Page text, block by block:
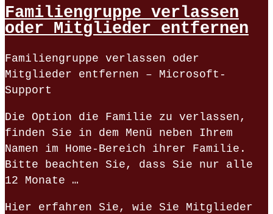
Familiengruppe verlassen
oder Mitglieder entfernen
Familiengruppe verlassen oder
Mitglieder entfernen – Microsoft-
Support
Die Option die Familie zu verlassen,
finden Sie in dem Menü neben Ihrem
Namen im Home-Bereich ihrer Familie.
Bitte beachten Sie, dass Sie nur alle
12 Monate …
Hier erfahren Sie, wie Sie Mitglieder